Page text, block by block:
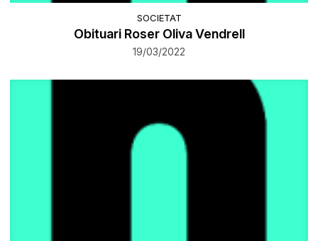
SOCIETAT
Obituari Roser Oliva Vendrell
19/03/2022